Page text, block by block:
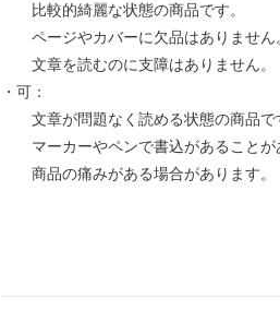
比較的綺麗な状態の商品です。
ページやカバーに欠品はありません
文章を読むのに支障はありません。
・可：
文章が問題なく読める状態の商品で
マーカーやペンで書込があることが
商品の痛みがある場合があります。